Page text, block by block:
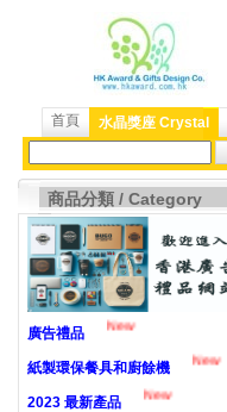
首頁 水晶獎座 Crystal
商品分類 / Category
廣告禮品 New
紙製環保餐具和廚餘機 New
2023 最新產品
New